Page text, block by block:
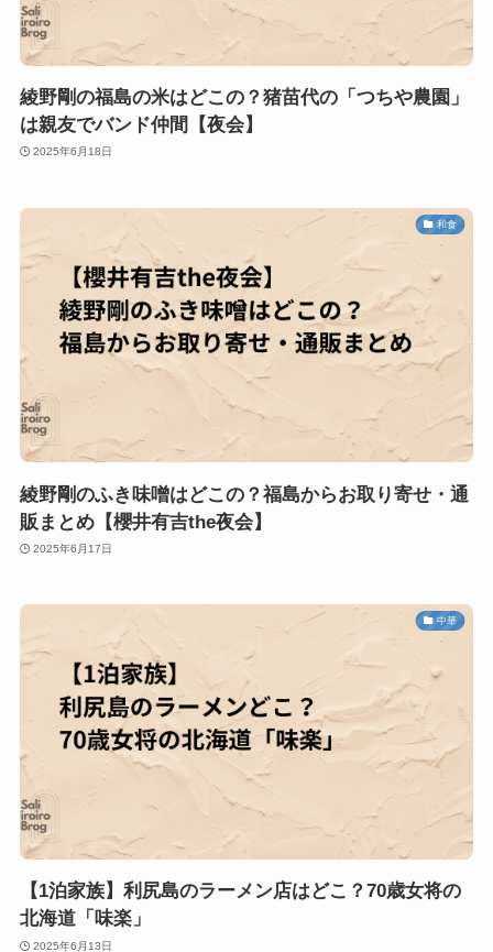
綾野剛の福島の米はどこの？猪苗代の「つちや農園」
は親友でバンド仲間【夜会】
2025年6月18日
和食
綾野剛のふき味噌はどこの？福島からお取り寄せ・通
販まとめ【櫻井有吉the夜会】
2025年6月17日
中華
【1泊家族】利尻島のラーメン店はどこ？70歳女将の
北海道「味楽」
2025年6月13日